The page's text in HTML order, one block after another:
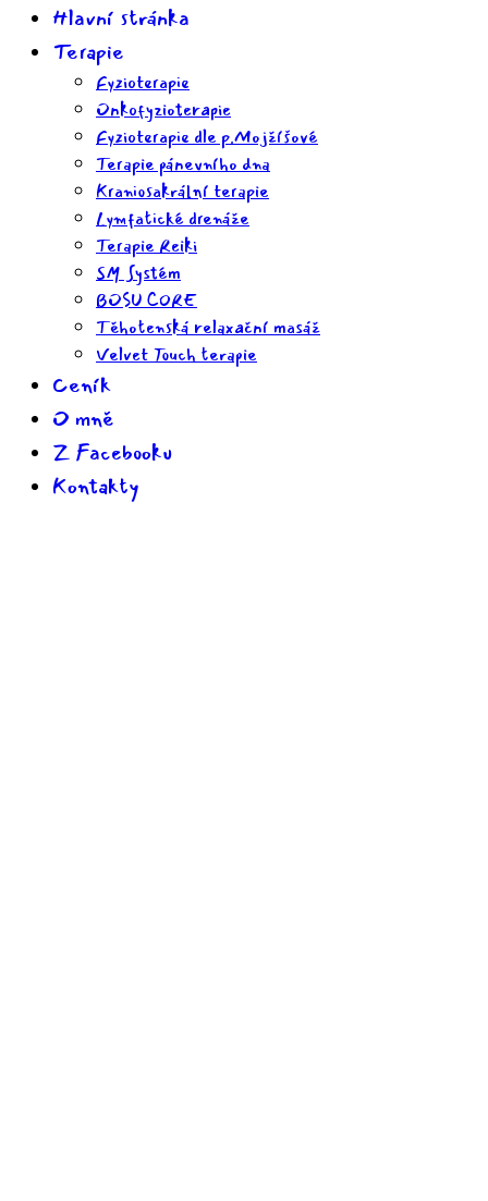
Hlavní stránka
Terapie
Fyzioterapie
Onkofyzioterapie
Fyzioterapie dle p.Mojžíšové
Terapie pánevního dna
Kraniosakrální terapie
Lymfatické drenáže
Terapie Reiki
SM Systém
BOSU CORE
Těhotenská relaxační masáž
Velvet Touch terapie
Ceník
O mně
Z Facebooku
Kontakty